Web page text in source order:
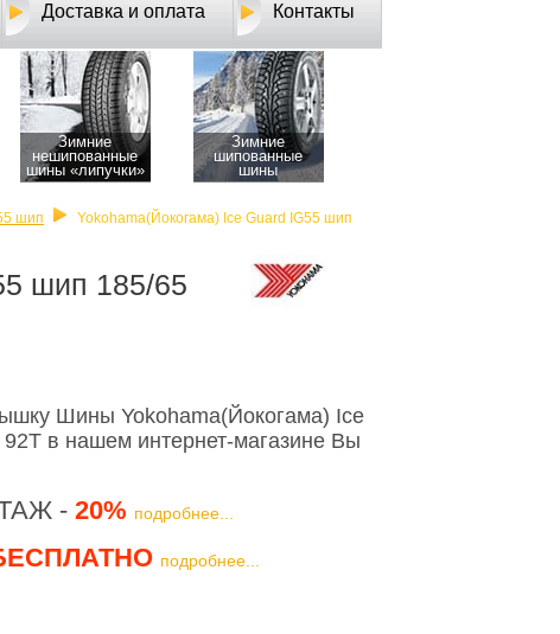
Доставка и оплата Контакты
Зимние
нешипованные
шины «липучки»
Зимние
шипованные
шины
шип
Yokohama(Йокогама) Ice Guard IG55 шип
шип 185/65
Шины Yokohama(Йокогама) Ice
в нашем интернет-магазине Вы
- 20% подробнее...
подробнее...